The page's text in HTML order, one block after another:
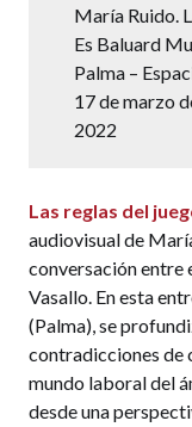
María Ruido.
Es Baluard
Palma –
17 de marzo
2022
Las reglas del
audiovisual de
conversación
Vasallo. En esta
(Palma), se
contradicciones de
mundo laboral del
desde una